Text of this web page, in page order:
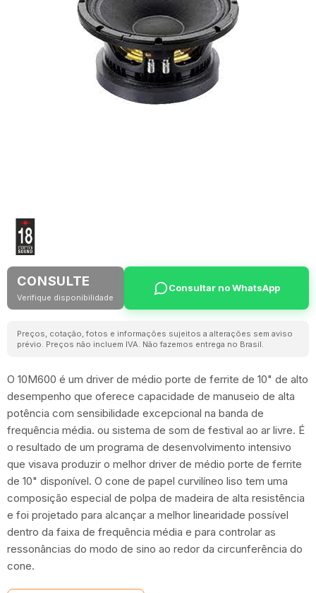
CONSULTE
Verifique disponibilidade
Consultar no WhatsApp
Preços, cotação, fotos e informações sujeitos a alterações sem aviso
prévio. Preços não incluem IVA. Não fazemos entrega no Brasil.
O 10M600 é um driver de médio porte de ferrite de 10" de alto
desempenho que oferece capacidade de manuseio de alta
potência com sensibilidade excepcional na banda de
frequência média. ou sistema de som de festival ao ar livre. É
o resultado de um programa de desenvolvimento intensivo
que visava produzir o melhor driver de médio porte de ferrite
de 10" disponível. O cone de papel curvilíneo liso tem uma
composição especial de polpa de madeira de alta resistência
e foi projetado para alcançar a melhor linearidade possível
dentro da faixa de frequência média e para controlar as
ressonâncias do modo de sino ao redor da circunferência do
cone.